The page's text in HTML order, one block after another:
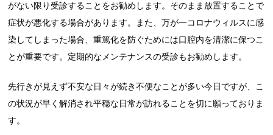
がない限り受診することをお勧めします。そのまま放置することで
症状が悪化する場合があります。また、万が一コロナウィルスに感
染してしまった場合、重篤化を防ぐためには口腔内を清潔に保つこ
とが重要です。定期的なメンテナンスの受診もお勧めします。
先行きが見えず不安な日々が続き不便なことが多い今日ですが、こ
の状況が早く解消され平穏な日常が訪れることを切に願っておりま
す。